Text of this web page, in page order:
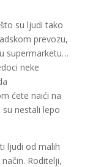
su ljudi tako
prevozu,
supermarketu…
neke
ćete naići na
nestali lepo
ljudi od malih
Roditelji,